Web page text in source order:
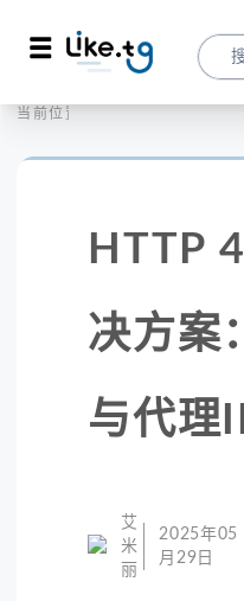
当前位置：
HTTP
决方案
与代理
艾
米
丽
2025年05
月29日